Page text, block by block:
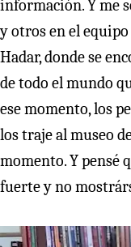
información. Y me
y otros en el
Hadar, donde se
de todo el mundo
ese momento, los
los traje al museo
momento. Y pensé
fuerte y no